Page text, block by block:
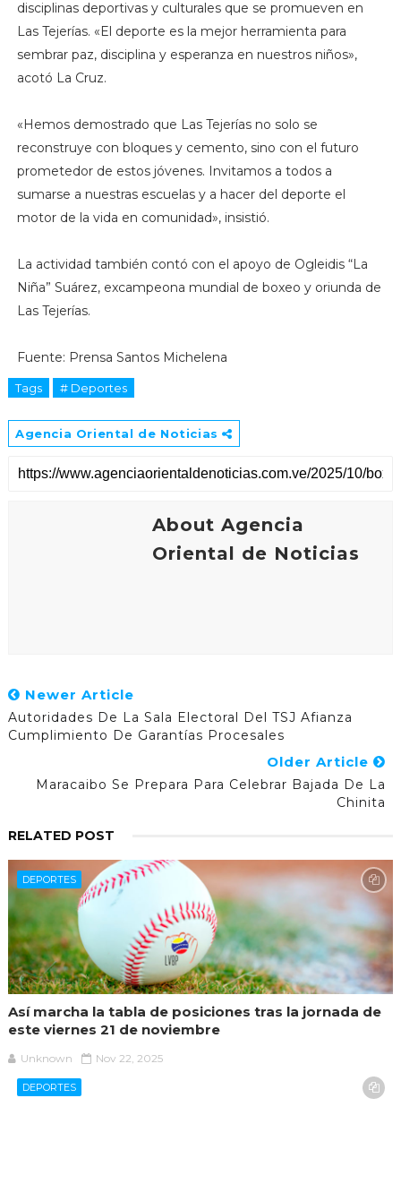
disciplinas deportivas y culturales que se promueven en
Las Tejerías. «El deporte es la mejor herramienta para
sembrar paz, disciplina y esperanza en nuestros niños»,
acotó La Cruz.
«Hemos demostrado que Las Tejerías no solo se
reconstruye con bloques y cemento, sino con el futuro
prometedor de estos jóvenes. Invitamos a todos a
sumarse a nuestras escuelas y a hacer del deporte el
motor de la vida en comunidad», insistió.
La actividad también contó con el apoyo de Ogleidis “La
Niña” Suárez, excampeona mundial de boxeo y oriunda de
Las Tejerías.
Fuente: Prensa Santos Michelena
Tags # Deportes
Agencia Oriental de Noticias
About Agencia
Oriental de Noticias
Newer Article
Autoridades De La Sala Electoral Del TSJ Afianza
Cumplimiento De Garantías Procesales
Older Article
Maracaibo Se Prepara Para Celebrar Bajada De La
Chinita
RELATED POST
DEPORTES
Así marcha la tabla de posiciones tras la jornada de
este viernes 21 de noviembre
Unknown Nov 22, 2025
DEPORTES